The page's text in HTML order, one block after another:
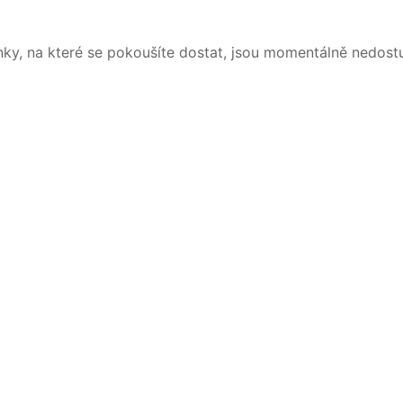
na které se pokoušíte dostat, jsou momentálně